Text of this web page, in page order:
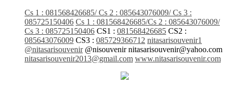
Cs 1 : 081568426685/ Cs 2 : 085643076009/ Cs 3 :
085725150406 Cs 1 : 081568426685/Cs 2 : 085643076009/
Cs 3 : 085725150406 CS1 : 081568426685 CS2 :
085643076009 CS3 : 085729366712 nitasarisouvenir1
@nitasarisouvenir @nisouvenir nitasarisouvenir@yahoo.com
nitasarisouvenir2013@gmail.com www.nitasarisouvenir.com